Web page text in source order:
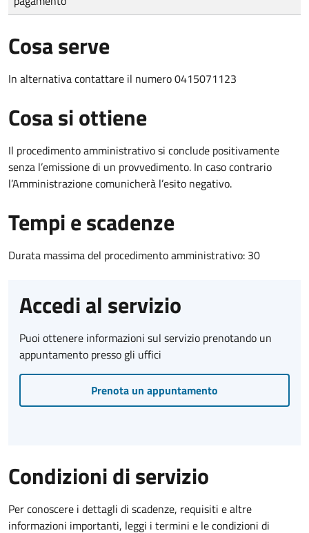
Cosa serve
In alternativa contattare il numero 0415071123
Cosa si ottiene
Il procedimento amministrativo si conclude positivamente
senza l’emissione di un provvedimento. In caso contrario
l’Amministrazione comunicherà l’esito negativo.
Tempi e scadenze
Durata massima del procedimento amministrativo: 30
Accedi al servizio
Puoi ottenere informazioni sul servizio prenotando un
appuntamento presso gli uffici
Prenota un appuntamento
Condizioni di servizio
Per conoscere i dettagli di scadenze, requisiti e altre
informazioni importanti, leggi i termini e le condizioni di